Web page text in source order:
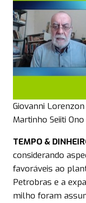
Giovanni
Martinho Seiiti Ono
TEMPO &
considerando
favoráveis ao
Petrobras e a
milho foram